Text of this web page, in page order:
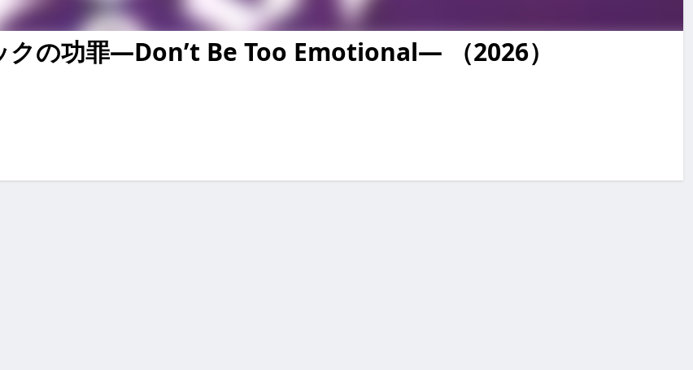
クの功罪―Don’t Be Too Emotional― （2026）
be too emotional― ジェーン・パトリックの功罪―Don’tBeTooEmotional― ジェーン・パトリックの功罪